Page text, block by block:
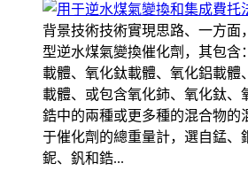
背景技術技術實現思路、一方面
型逆水煤氣變換催化劑，其包含
載體、氧化鈦載體、氧化鋁載體
載體、或包含氧化鈰、氧化鈦、
鋯中的兩種或更多種的混合物的
于催化劑的總重量計，選自錳、
鈮、釩和鋯...